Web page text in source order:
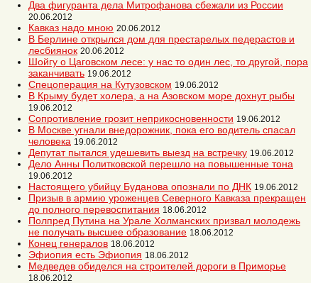
Два фигуранта дела Митрофанова сбежали из России
20.06.2012
Кавказ надо мною 20.06.2012
В Берлине открылся дом для престарелых педерастов и
лесбиянок 20.06.2012
Шойгу о Цаговском лесе: у нас то один лес, то другой, пора
заканчивать 19.06.2012
Спецоперация на Кутузовском 19.06.2012
В Крыму будет холера, а на Азовском море дохнут рыбы
19.06.2012
Сопротивление грозит неприкосновенности 19.06.2012
В Москве угнали внедорожник, пока его водитель спасал
человека 19.06.2012
Депутат пытался удешевить выезд на встречку 19.06.2012
Дело Анны Политковской перешло на повышенные тона
19.06.2012
Настоящего убийцу Буданова опознали по ДНК 19.06.2012
Призыв в армию уроженцев Северного Кавказа прекращен
до полного перевоспитания 18.06.2012
Полпред Путина на Урале Холманских призвал молодежь
не получать высшее образование 18.06.2012
Конец генералов 18.06.2012
Эфиопия есть Эфиопия 18.06.2012
Медведев обиделся на строителей дороги в Приморье
18.06.2012